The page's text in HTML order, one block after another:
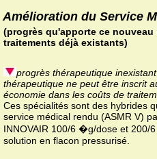
Amélioration du Service
(progrès qu'apporte ce
traitements déjà existants)
progrès thérapeutique
thérapeutique ne peut être inscrit
économie dans les coûts de
Ces spécialités sont des hybrides
service médical rendu (ASMR V)
INNOVAIR 100/6 �g/dose et 200/
solution en flacon pressurisé.